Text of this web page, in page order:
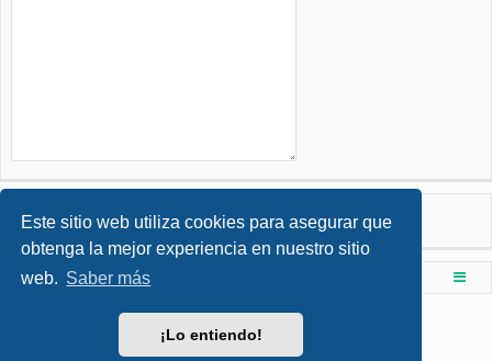
Este sitio web utiliza cookies para asegurar que
obtenga la mejor experiencia en nuestro sitio
web. Saber más
¡Lo entiendo!
Foro de Ingenieria Civil & Arquitectura
Desarrollado porphpBB® Forum Software © phpBB Limited
Style porArty- phpBB 3.3 por MrGaby
phpBB España